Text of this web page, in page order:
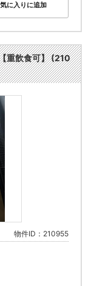
に入りに追加
重飲食可】 (210
物件ID：210955